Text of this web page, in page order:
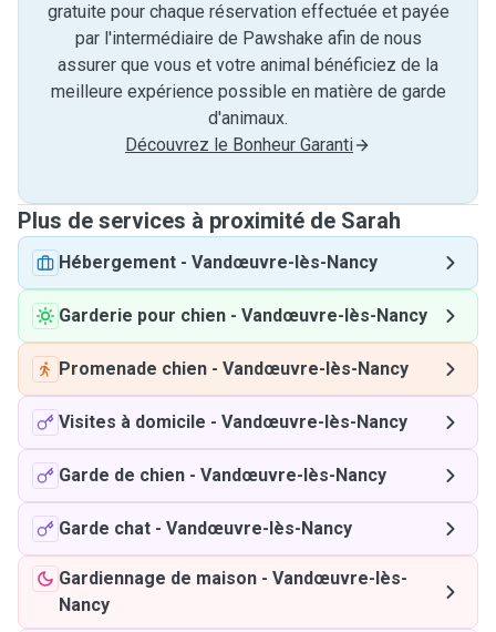
gratuite pour chaque réservation effectuée et payée
par l'intermédiaire de Pawshake afin de nous
assurer que vous et votre animal bénéficiez de la
meilleure expérience possible en matière de garde
d'animaux.
Découvrez le Bonheur Garanti
Plus de services à proximité de Sarah
Hébergement - Vandœuvre-lès-Nancy
Garderie pour chien - Vandœuvre-lès-Nancy
Promenade chien - Vandœuvre-lès-Nancy
Visites à domicile - Vandœuvre-lès-Nancy
Garde de chien - Vandœuvre-lès-Nancy
Garde chat - Vandœuvre-lès-Nancy
Gardiennage de maison - Vandœuvre-lès-
Nancy